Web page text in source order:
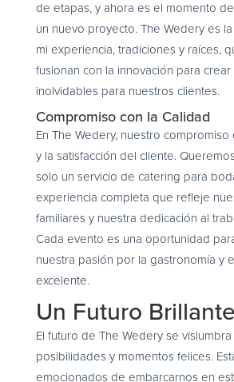
de etapas, y ahora es el momento
un nuevo proyecto. The Wedery es
mi experiencia, tradiciones y raíces,
fusionan con la innovación para
inolvidables para nuestros clientes.
Compromiso con la Calidad
En The Wedery, nuestro compromiso
y la satisfacción del cliente.
solo un servicio de catering para
experiencia completa que refleje
familiares y nuestra dedicación al
Cada evento es una oportunidad
nuestra pasión por la gastronomía y
excelente.
Un Futuro Brillante
El futuro de The Wedery se
posibilidades y momentos felices.
emocionados de embarcarnos en